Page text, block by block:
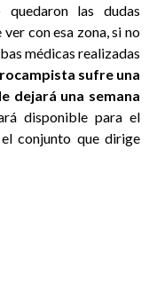
las dudas
con esa zona, si no
médicas realizadas
sufre una
dejará una semana
disponible para el
conjunto que dirige